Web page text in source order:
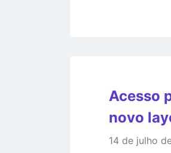
Acesso
novo
14 de julho